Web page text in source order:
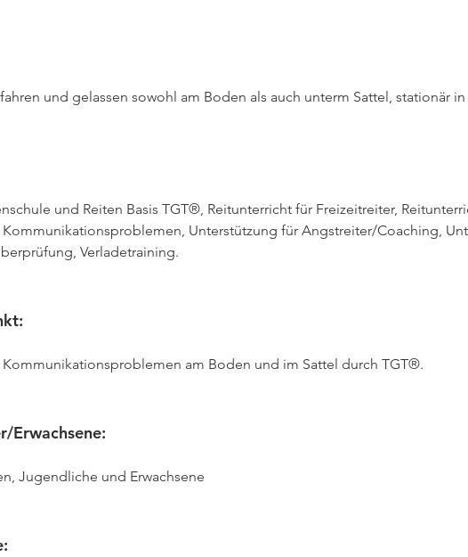
und gelassen sowohl am Boden als auch unterm Sattel, stationär
und Reiten Basis TGT®, Reitunterricht für Freizeitreiter,
Unterstützung für Angstreiter/Coaching,
Verladetraining.
am Boden und im Sattel durch TGT®.
Erwachsene:
Jugendliche und Erwachsene